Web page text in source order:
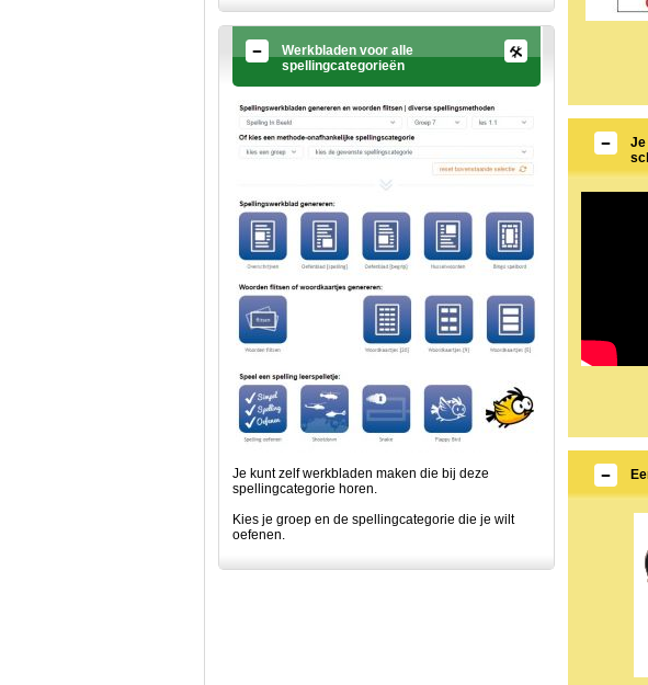
Werkbladen voor alle
spellingcategorieën
Je kunt zelf werkbladen maken die bij deze
spellingcategorie horen.
Kies je groep en de spellingcategorie die je wilt
oefenen.